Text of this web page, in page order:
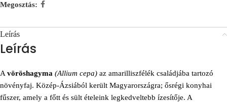
Megosztás:
Leírás
Leírás
A vöröshagyma (Allium cepa) az amarilliszfélék családjába tartozó
növényfaj. Közép-Ázsiából került Magyarországra; ősrégi konyhai
fűszer, amely a főtt és sült ételeink legkedveltebb ízesítője. A